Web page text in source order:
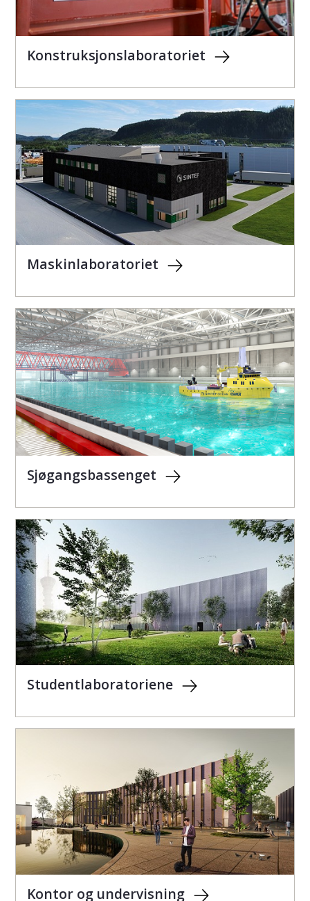
Konstruksjonslaboratoriet
Maskinlaboratoriet
Sjøgangsbassenget
Studentlaboratoriene
Kontor og undervisning